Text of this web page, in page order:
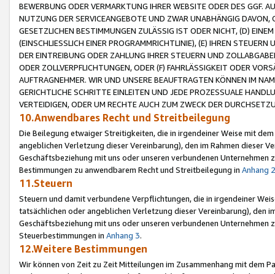
BEWERBUNG ODER VERMARKTUNG IHRER WEBSITE ODER DES GGF.
NUTZUNG DER SERVICEANGEBOTE UND ZWAR UNABHÄNGIG
GESETZLICHEN BESTIMMUNGEN ZULÄSSIG IST ODER NICHT, (D)
(EINSCHLIESSLICH EINER PROGRAMMRICHTLINIE), (E) IHREN
DER EINTREIBUNG ODER ZAHLUNG IHRER STEUERN UND
ODER ZOLLVERPFLICHTUNGEN, ODER (F) FAHRLÄSSIGKEIT ODER
AUFTRAGNEHMER. WIR UND UNSERE BEAUFTRAGTEN KÖNNEN IM
GERICHTLICHE SCHRITTE EINLEITEN UND JEDE PROZESSUALE
VERTEIDIGEN, ODER UM RECHTE AUCH ZUM ZWECK DER
10.Anwendbares Recht und Streitbeilegung
Die Beilegung etwaiger Streitigkeiten, die in irgendeiner Weise mit
angeblichen Verletzung dieser Vereinbarung), den im Rahmen dieser
Geschäftsbeziehung mit uns oder unseren verbundenen
Bestimmungen zu anwendbarem Recht und Streitbeilegung in Anhang 2
11.Steuern
Steuern und damit verbundene Verpflichtungen, die in irgendeiner
tatsächlichen oder angeblichen Verletzung dieser Vereinbarung), den
Geschäftsbeziehung mit uns oder unseren verbundenen
Steuerbestimmungen in Anhang 3.
12.Weitere Bestimmungen
Wir können von Zeit zu Zeit Mitteilungen im Zusammenhang mit dem